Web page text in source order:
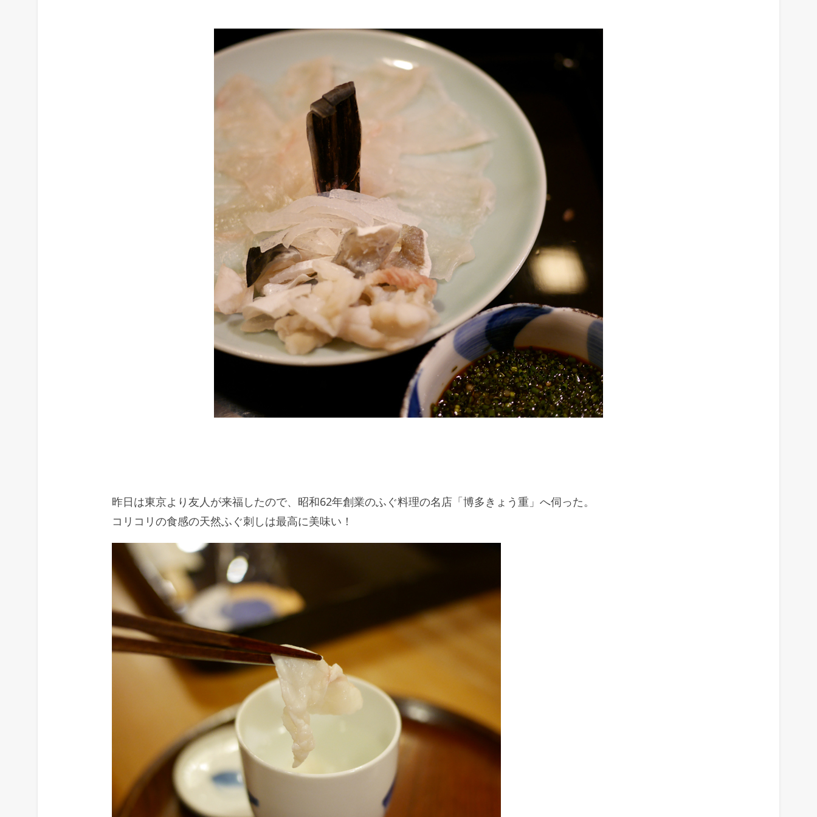
昨日は東京より友人が来福したので、昭和62年創業のふぐ料理の名店「博多きょう重」へ伺った。
コリコリの食感の天然ふぐ刺しは最高に美味い！